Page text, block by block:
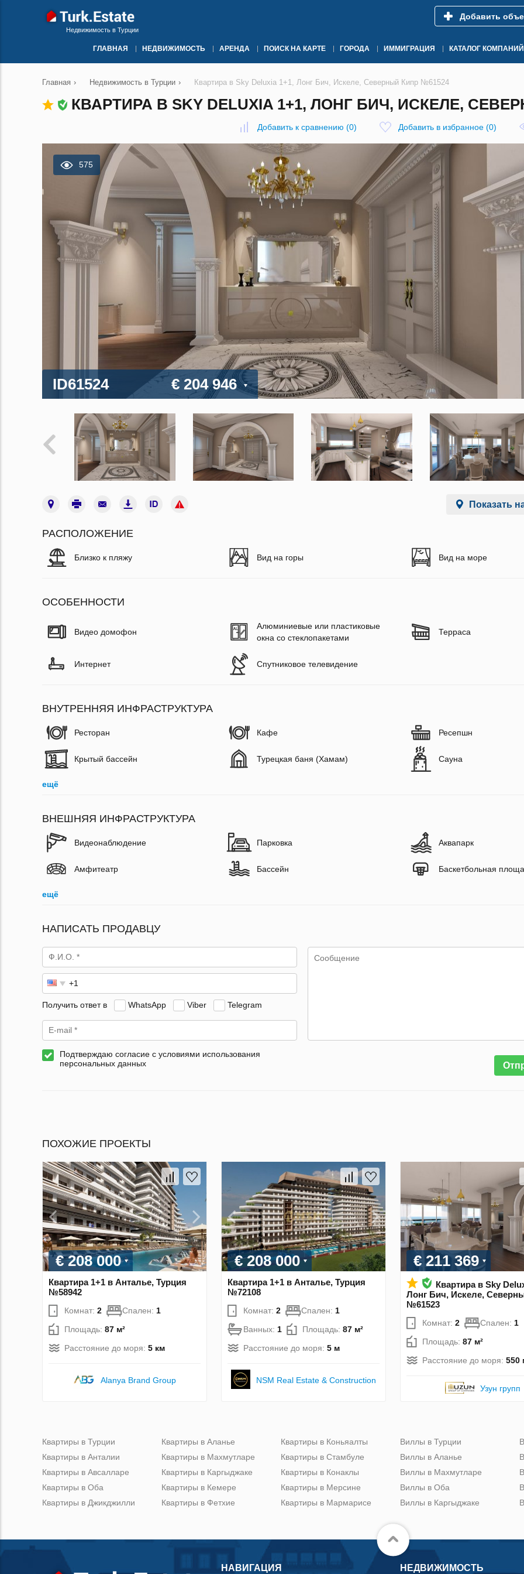
Недвижимость в Турции
Добавить
ГЛАВНАЯ НЕДВИЖИМОСТЬ АРЕНДА ПОИСК НА КАРТЕ ГОРОДА ИММИГРАЦИЯ КАТАЛОГ КОМПАНИЙ
Главная › Недвижимость в Турции › Квартира в Sky Deluxia 1+1, Лонг Бич, Искеле, Северный Кипр №61524
КВАРТИРА В SKY DELUXIA 1+1, ЛОНГ БИЧ, ИСКЕЛЕ,
Добавить к сравнению (0) Добавить в избранное (0)
575
ID61524 € 204 946
Показать
РАСПОЛОЖЕНИЕ
Близко к пляжу Вид на горы Вид на море
ОСОБЕННОСТИ
Видео домофон
Алюминиевые или пластиковые
окна со стеклопакетами
Терраса
Интернет Спутниковое телевидение
ВНУТРЕННЯЯ ИНФРАСТРУКТУРА
Ресторан Кафе Ресепшн
Крытый бассейн Турецкая баня (Хамам) Сауна
ещё
ВНЕШНЯЯ ИНФРАСТРУКТУРА
Видеонаблюдение Парковка Аквапарк
Амфитеатр Бассейн Баскетбольная
ещё
НАПИСАТЬ ПРОДАВЦУ
Получить ответ в WhatsApp Viber Telegram
Подтверждаю согласие с условиями использования
персональных данных
ПОХОЖИЕ ПРОЕКТЫ
€ 208 000
Квартира 1+1 в Анталье, Турция
№58942
Комнат: 2 Спален: 1
Площадь: 87 м²
Расстояние до моря: 5 км
Alanya Brand Group
€ 208 000
Квартира 1+1 в Анталье, Турция
№72108
Комнат: 2 Спален: 1
Ванных: 1 Площадь: 87 м²
Расстояние до моря: 5 м
NSM Real Estate & Construction
€ 211 369
Квартира в Sky
Лонг Бич, Искеле,
№61523
Комнат: 2 Спален: 1
Площадь: 87 м²
Расстояние до моря: 550
Узун групп
Квартиры в Турции
Квартиры в Анталии
Квартиры в Авсалларе
Квартиры в Оба
Квартиры в Джикджилли
Квартиры в Аланье
Квартиры в Махмутларе
Квартиры в Каргыджаке
Квартиры в Кемере
Квартиры в Фетхие
Квартиры в Коньяалты
Квартиры в Стамбуле
Квартиры в Конаклы
Квартиры в Мерсине
Квартиры в Мармарисе
Виллы в Турции
Виллы в Аланье
Виллы в Махмутларе
Виллы в Оба
Виллы в Каргыджаке
НАВИГАЦИЯ НЕДВИЖИМОСТЬ